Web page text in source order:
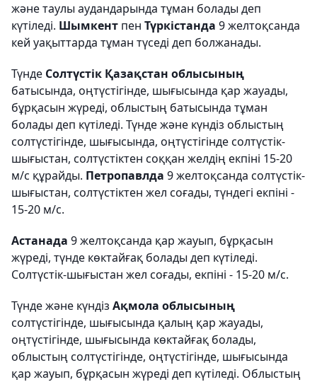
және таулы аудандарында тұман болады деп
күтіледі. Шымкент пен Түркістанда 9 желтоқсанда
кей уақыттарда тұман түседі деп болжанады.
Түнде Солтүстік Қазақстан облысының
батысында, оңтүстігінде, шығысында қар жауады,
бұрқасын жүреді, облыстың батысында тұман
болады деп күтіледі. Түнде және күндіз облыстың
солтүстігінде, шығысында, оңтүстігінде солтүстік-
шығыстан, солтүстіктен соққан желдің екпіні 15-20
м/с құрайды. Петропавлда 9 желтоқсанда солтүстік-
шығыстан, солтүстіктен жел соғады, түндегі екпіні -
15-20 м/с.
Астанада 9 желтоқсанда қар жауып, бұрқасын
жүреді, түнде көктайғақ болады деп күтіледі.
Солтүстік-шығыстан жел соғады, екпіні - 15-20 м/с.
Түнде және күндіз Ақмола облысының
солтүстігінде, шығысында қалың қар жауады,
оңтүстігінде, шығысында көктайғақ болады,
облыстың солтүстігінде, оңтүстігінде, шығысында
қар жауып, бұрқасын жүреді деп күтіледі. Облыстың